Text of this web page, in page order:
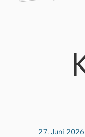
27. Juni 2026